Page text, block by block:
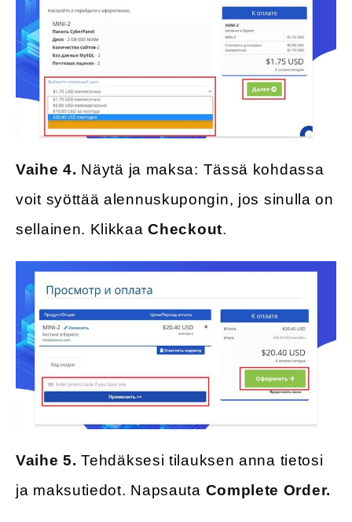
Vaihe 4. Näytä ja maksa: Tässä kohdassa
voit syöttää alennuskupongin, jos sinulla on
sellainen. KlikkaaCheckout.
Vaihe 5. Tehdäksesi tilauksen anna tietosi
ja maksutiedot. Napsauta Complete Order.